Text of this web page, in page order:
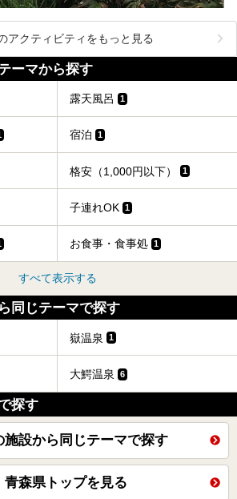
アクティビティをもっと見る
ーマから探す
露天風呂 1
宿泊 1
格安（1,000円以下） 1
子連れOK 1
お食事・食事処 1
すべて表示する
同じテーマで探す
嶽温泉 1
大鰐温泉 6
探す
施設から同じテーマで探す
青森県トップを見る